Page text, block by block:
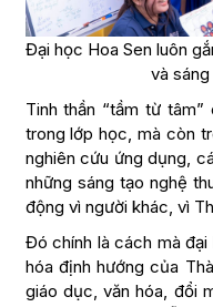
Đại học Hoa Sen luôn
và
Tinh thần “tầm từ
trong lớp học, mà còn
nghiên cứu ứng dụng,
những sáng tạo nghệ
động vì người khác, vì
Đó chính là cách mà
hóa định hướng của
giáo dục, văn hóa, đổi